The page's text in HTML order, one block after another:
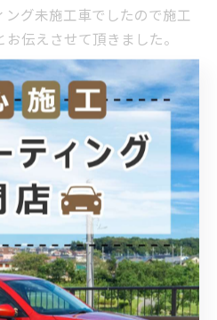
グ未施工車でしたので施工
伝えさせて頂きました。
に喜んで頂けると思いま
ミのできにくさも好評です、
ーティングにダメージが極
メニューもご用意していま
さい！
ン
ング施工